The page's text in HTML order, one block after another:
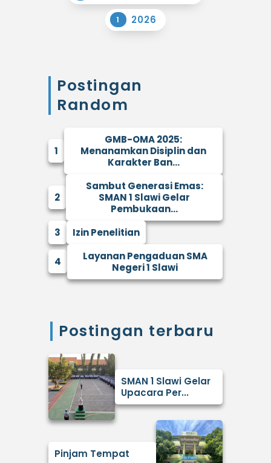
1 2026
Postingan
Random
1
GMB-OMA 2025:
Menanamkan Disiplin dan
Karakter Ban...
2
Sambut Generasi Emas:
SMAN 1 Slawi Gelar
Pembukaan...
3
Izin Penelitian
4
Layanan Pengaduan SMA
Negeri 1 Slawi
Postingan terbaru
SMAN 1 Slawi Gelar
Upacara Per...
Pinjam Tempat